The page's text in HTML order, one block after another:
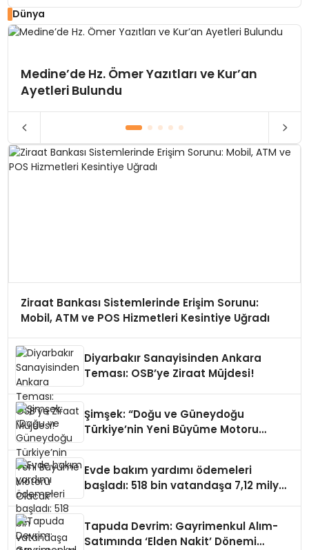
Dünya
Medine’de Hz. Ömer Yazıtları ve Kur’an
Ayetleri Bulundu
Ziraat Bankası Sistemlerinde Erişim Sorunu:
Mobil, ATM ve POS Hizmetleri Kesintiye Uğradı
Diyarbakır Sanayisinden Ankara
Teması: OSB’ye Ziraat Müjdesi!
Şimşek: “Doğu ve Güneydoğu
Türkiye’nin Yeni Büyüme Motoru
Evde bakım yardımı ödemeleri
başladı: 518 bin vatandaşa 7,12 milyar
Tapuda Devrim: Gayrimenkul Alım-
Satımında ‘Elden Nakit’ Dönemi